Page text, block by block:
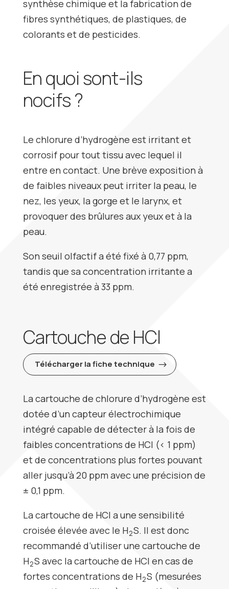
synthèse chimique et la fabrication de
fibres synthétiques, de plastiques, de
colorants et de pesticides.
En quoi sont-ils
nocifs ?
Le chlorure d’hydrogène est irritant et
corrosif pour tout tissu avec lequel il
entre en contact. Une brève exposition à
de faibles niveaux peut irriter la peau, le
nez, les yeux, la gorge et le larynx, et
provoquer des brûlures aux yeux et à la
peau.
Son seuil olfactif a été fixé à 0,77 ppm,
tandis que sa concentration irritante a
été enregistrée à 33 ppm.
Cartouche de HCl
Télécharger la fiche technique
La cartouche de chlorure d’hydrogène est
dotée d’un capteur électrochimique
intégré capable de détecter à la fois de
faibles concentrations de HCI (< 1 ppm)
et de concentrations plus fortes pouvant
aller jusqu’à 20 ppm avec une précision de
± 0,1 ppm.
La cartouche de HCl a une sensibilité
croisée élevée avec le H2S. Il est donc
recommandé d’utiliser une cartouche de
H2S avec la cartouche de HCl en cas de
fortes concentrations de H2S (mesurées